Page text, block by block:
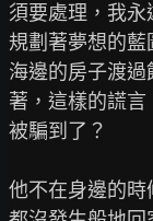
須要處理，我
規劃著夢想的藍
海邊的房子渡
著，這樣的謊
被騙到了？
他不在身邊的